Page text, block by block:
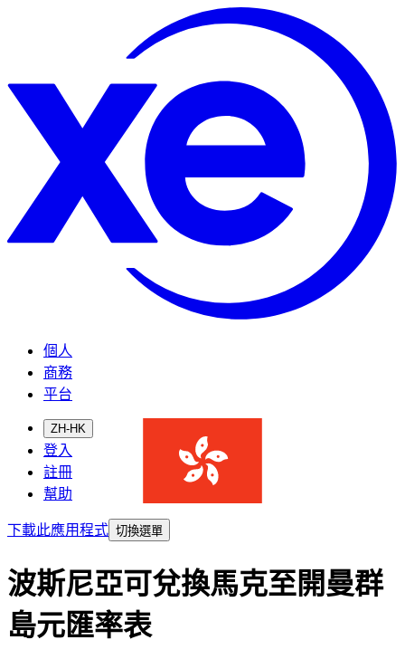
個人
商務
平台
ZH-HK
登入
註冊
幫助
下載此應用程式 切換選單
波斯尼亞可兌換馬克至開曼群
島元匯率表